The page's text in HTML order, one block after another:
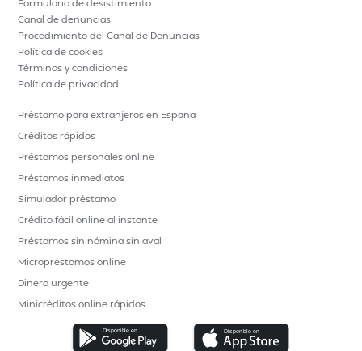
Formulario de desistimiento
Canal de denuncias
Procedimiento del Canal de Denuncias
Política de cookies
Términos y condiciones
Política de privacidad
Préstamo para extranjeros en España
Créditos rápidos
Préstamos personales online
Préstamos inmediatos
Simulador préstamo
Crédito fácil online al instante
Préstamos sin nómina sin aval
Micropréstamos online
Dinero urgente
Minicréditos online rápidos